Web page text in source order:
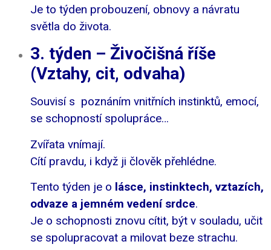
Je to týden probouzení, obnovy a návratu
světla do života.
3. týden – Živočišná říše
(Vztahy, cit, odvaha)
Souvisí s poznáním vnitřních instinktů, emocí,
se schopností spolupráce…
Zvířata vnímají.
Cítí pravdu, i když ji člověk přehlédne.
Tento týden je o lásce, instinktech, vztazích,
odvaze a jemném vedení srdce.
Je o schopnosti znovu cítit, být v souladu, učit
se spolupracovat a milovat beze strachu.